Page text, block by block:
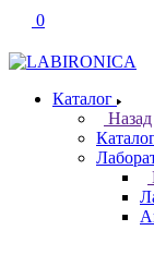
0
Каталог
Назад